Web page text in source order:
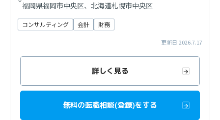
福岡県福岡市中央区、北海道札幌市中央区
コンサルティング 会計 財務
更新日:2026.7.17
詳しく見る
無料の転職相談(登録)をする